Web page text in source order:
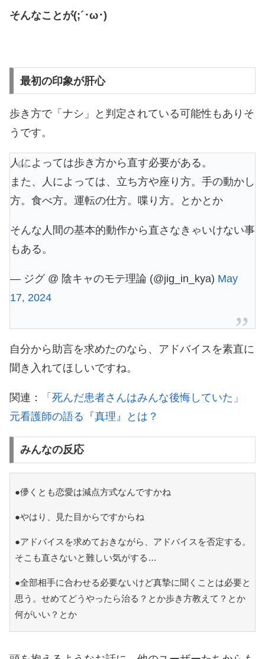
そんなことが(;´･ω･)
最初の印象が肝心
歩き方で「ナシ」と判定されている可能性もありそ
うです。
人によっては歩き方から直す必要がある。
また、人によっては、立ち方や座り方。手の動かし
方。食べ方。運転の仕方。喋り方。とかとか
そんな人間の基本的動作から直さなきゃいけない事
もある。
— ジグ @ 陰キャのモテ理論 (@jig_in_kya) May
17, 2024
自分から助言を求めたのなら、アドバイスを素直に
聞き入れてほしいですね。
関連：
「死んだ患者さんはみんな後悔していた」
元看護師の語る『真理』とは？
みんなの反応
●儚くとも恋愛は減点方式なんですかね
●やはり、見た目からですからね
●アドバイスを求めておきながら、アドバイスを否定する。
そこも直さないと難しい気がする…
●全部相手に合わせる必要ないけど真摯に聞くことは必要と
思う。せめてどうやったら治る？とか歩き方教えて？とか
何がいい？とか